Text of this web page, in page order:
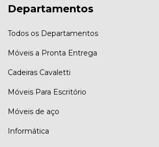
Departamentos
Todos os Departamentos
Móveis a Pronta Entrega
Cadeiras Cavaletti
Móveis Para Escritório
Móveis de aço
Informática